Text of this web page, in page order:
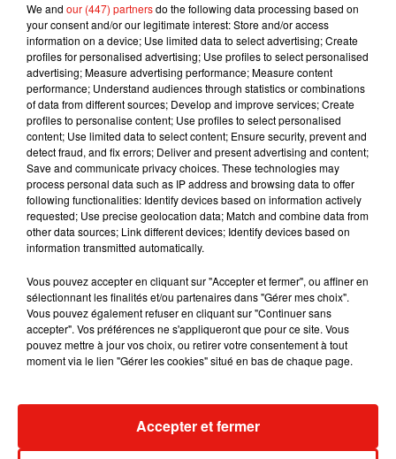
7 août 2026
RÜFÜS DU SOL annonce un nouvel
album après sa tournée mondiale
7 août 2026
Angèle et Amélie Lens dévoilent leur
collaboration tant attendue
Il y a 10 ans, DJ Snake changeait de
Fred again.. et Latin Mafia dévoilent enfin
We and our (447) partnersdo the following data processing based on
your consent and/or our legitimate interest: Store and/or access
information on a device; Use limited data to select advertising; Create
profiles for personalised advertising; Use profiles to select personalised
advertising; Measure advertising performance; Measure content
performance; Understand audiences through statistics or combinations
of data from different sources; Develop and improve services; Create
profiles to personalise content; Use profiles to select personalised
content; Use limited data to select content; Ensure security, prevent and
detect fraud, and fix errors; Deliver and present advertising and content;
Save and communicate privacy choices. These technologies may
process personal data such as IP address and browsing data to offer
following functionalities: Identify devices based on information actively
requested; Use precise geolocation data; Match and combine data from
other data sources; Link different devices; Identify devices based on
information transmitted automatically.
Vous pouvez accepter en cliquant sur "Accepter et fermer", ou affiner en
sélectionnant les finalités et/ou partenaires dans "Gérer mes choix".
Vous pouvez également refuser en cliquant sur "Continuer sans
accepter". Vos préférences ne s'appliqueront que pour ce site. Vous
pouvez mettre à jour vos choix, ou retirer votre consentement à tout
moment via le lien "Gérer les cookies" situé en bas de chaque page.
Accepter et fermer